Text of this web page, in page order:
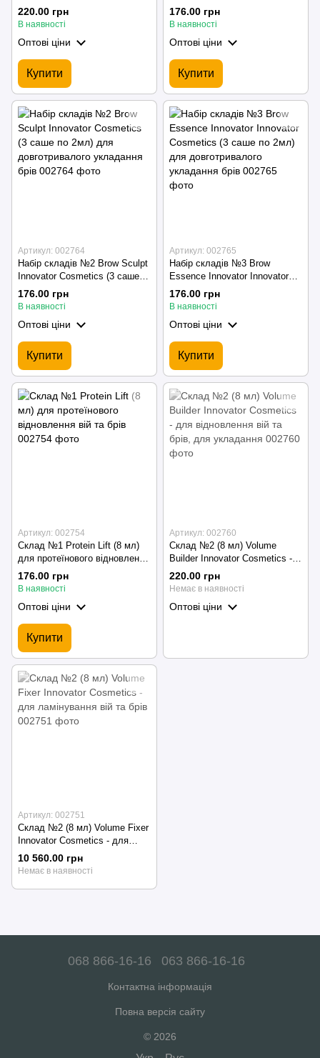
для довготривалого
укладання вій та брів
220.00 грн
В наявності
Оптові ціни
Купити
по 2мл) для довготривалого
укладання брів
176.00 грн
В наявності
Оптові ціни
Купити
Артикул: 002764
Набір складів №2 Brow Sculpt
Innovator Cosmetics (3 саше
по 2мл) для довготривалого
укладання брів
176.00 грн
В наявності
Оптові ціни
Купити
Артикул: 002765
Набір складів №3 Brow
Essence Innovator Innovator
Cosmetics (3 саше по 2мл)
для довготривалого
176.00 грн
В наявності
Оптові ціни
Купити
Артикул: 002754
Склад №1 Protein Lift (8 мл)
для протеїнового відновлення
вій та брів
176.00 грн
В наявності
Оптові ціни
Купити
Артикул: 002760
Склад №2 (8 мл) Volume
Builder Innovator Cosmetics -
для відновлення вій та брів,
для укладання
220.00 грн
Немає в наявності
Оптові ціни
Артикул: 002751
Склад №2 (8 мл) Volume Fixer
Innovator Cosmetics - для
ламінування вій та брів
10 560.00 грн
Немає в наявності
068 866-16-16 063 866-16-16
Контактна інформація
Повна версія сайту
© 2026